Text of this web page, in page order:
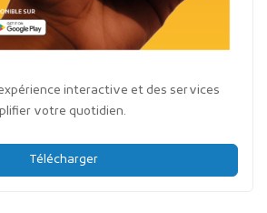
interactive et des services
votre quotidien.
Télécharger